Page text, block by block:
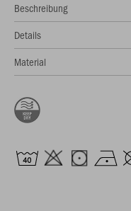
Beschreibung
Details
Material